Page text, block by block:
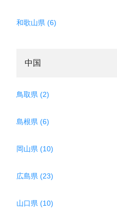
和歌山県 (6)
中国
鳥取県 (2)
島根県 (6)
岡山県 (10)
広島県 (23)
山口県 (10)